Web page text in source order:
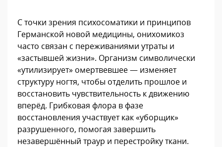
С точки зрения психосоматики и принципов
Германской новой медицины, онихомикоз
часто связан с переживаниями утраты и
«застывшей жизни». Организм символически
«утилизирует» омертвевшее — изменяет
структуру ногтя, чтобы отделить прошлое и
восстановить чувствительность к движению
вперёд. Грибковая флора в фазе
восстановления участвует как «уборщик»
разрушенного, помогая завершить
незавершённый траур и перестройку ткани.